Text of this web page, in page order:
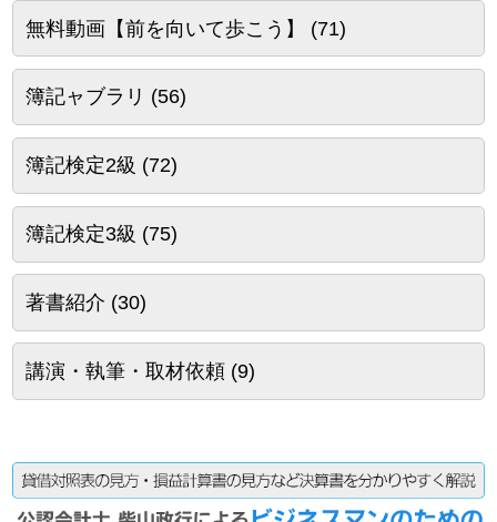
無料動画【前を向いて歩こう】 (71)
簿記ャブラリ (56)
簿記検定2級 (72)
簿記検定3級 (75)
著書紹介 (30)
講演・執筆・取材依頼(9)